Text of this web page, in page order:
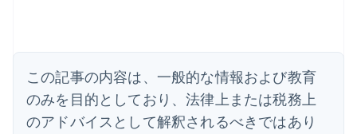
この記事の内容は、一般的な情報および教育
のみを目的としており、法律上または税務上
のアドバイスとして解釈されるべきではあり
English
イギリス
English
イタリア
ItalianoEnglish